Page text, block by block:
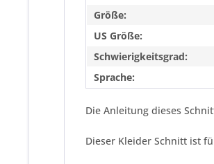
Größe:
US Größe:
Schwierigkeitsgrad:
Sprache:
Die Anleitung dieses
Dieser Kleider Schnitt ist